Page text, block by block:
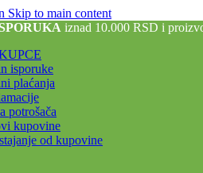
Skip to main content
iznad 10.000 RSD i
isporuke
plaćanja
potrošača
kupovine
od kupovine